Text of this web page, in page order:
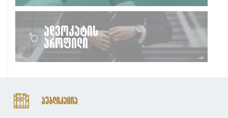
ადვოკატის
პროფილი
პუბლიკაცია